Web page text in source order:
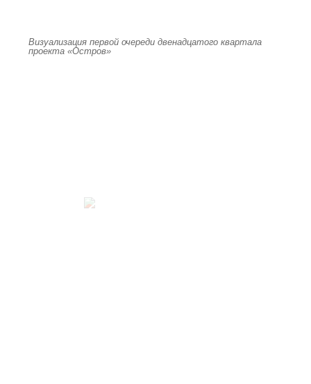
Визуализация первой очереди двенадцатого квартала
проекта «Остров»